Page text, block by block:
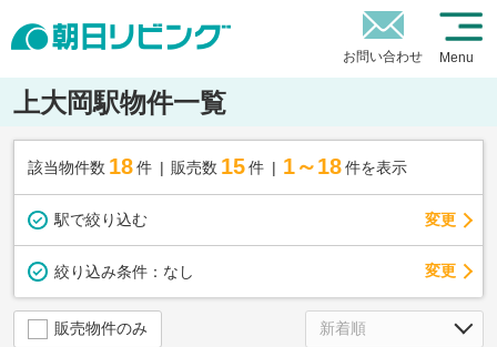
お問い合わせ Menu
上大岡駅物件一覧
該当物件数 18件 販売数 15 件 1～18 件を表示
駅で絞り込む 変更
絞り込み条件： なし 変更
販売物件のみ